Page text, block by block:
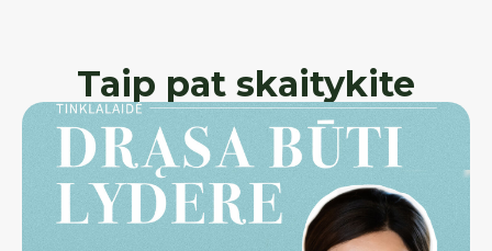
Taip pat skaitykite